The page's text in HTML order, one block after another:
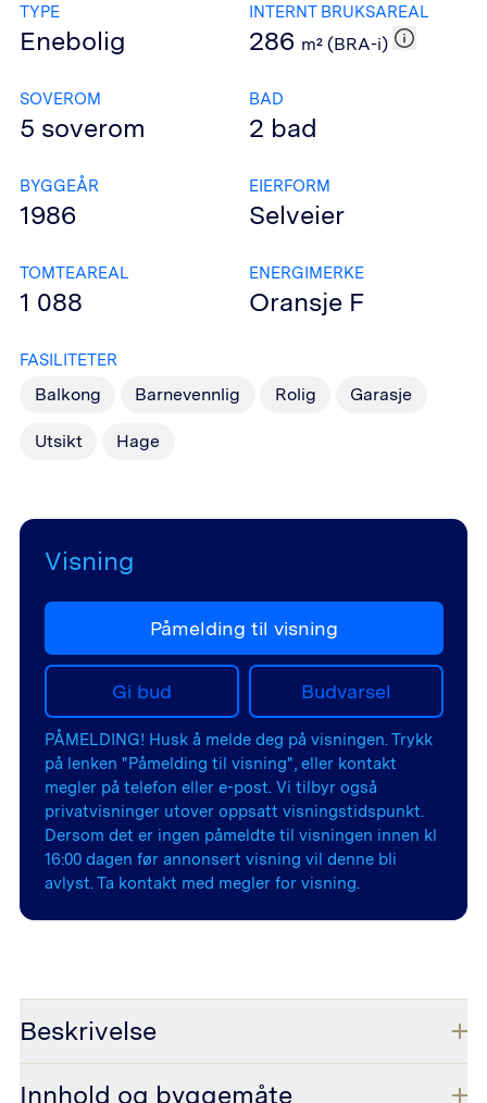
TYPE
Enebolig
INTERNT BRUKSAREAL
286 m² (BRA-i)
SOVEROM
5 soverom
BAD
2 bad
BYGGEÅR
1986
EIERFORM
Selveier
TOMTEAREAL
1 088
ENERGIMERKE
Oransje F
FASILITETER
Balkong Barnevennlig Rolig Garasje
Utsikt Hage
Visning
Påmelding til visning
Gi bud Budvarsel
PÅMELDING! Husk å melde deg på visningen. Trykk
på lenken "Påmelding til visning", eller kontakt
megler på telefon eller e-post. Vi tilbyr også
privatvisninger utover oppsatt visningstidspunkt.
Dersom det er ingen påmeldte til visningen innen kl
16:00 dagen før annonsert visning vil denne bli
avlyst. Ta kontakt med megler for visning.
Beskrivelse
Innhold og byggemåte